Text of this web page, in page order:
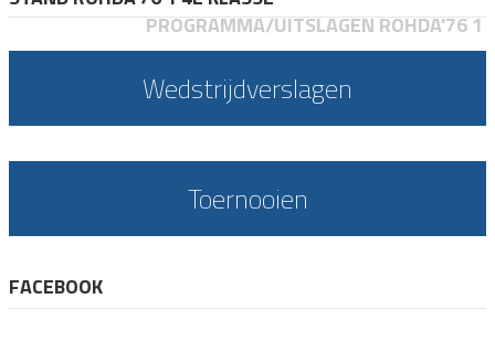
PROGRAMMA/UITSLAGEN ROHDA'76 1
Wedstrijdverslagen
Toernooien
FACEBOOK